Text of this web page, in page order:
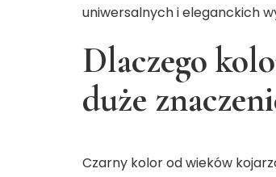
uniwersalnych i eleganckich
Dlaczego
duże
Czarny kolor od wieków